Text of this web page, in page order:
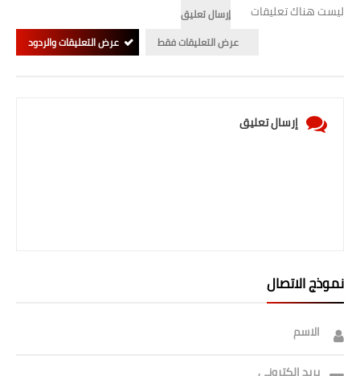
ليست هناك تعليقات
إرسال تعليق
عرض التعليقات فقط
عرض التعليقات والردود
إرسال تعليق
نموذج الاتصال
الاسم